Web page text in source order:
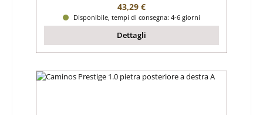
Prezzo normale:
43,29 €
Disponibile, tempi di consegna: 4-6 giorni
Dettagli